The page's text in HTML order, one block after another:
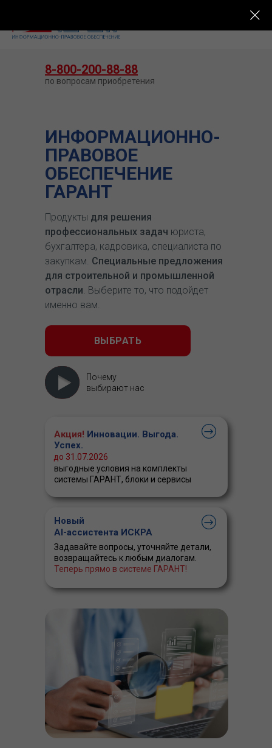
ИНФОРМАЦИОННО-
ПРАВОВОЕ
ОБЕСПЕЧЕНИЕ
ГАРАНТ
Продукты для решения
профессиональных задач юриста,
бухгалтера, кадровика, специалиста по
закупкам. Специальные предложения
для строительной и промышленной
отрасли. Выберите то, что подойдет
именно вам.
ВЫБРАТЬ
Почему
выбирают нас
Акция! Инновации. Выгода.
Успех.
выгодные условия на комплекты
системы ГАРАНТ, блоки и сервисы
до 31.07.2026
8-800-200-88-88
по вопросам приобретения
Новый
AI-ассистента ИСКРА
Задавайте вопросы, уточняйте детали,
возвращайтесь к любым диалогам.
Теперь прямо в системе ГАРАНТ!